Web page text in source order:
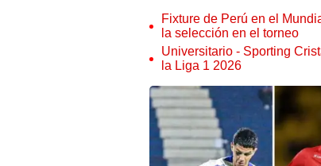
Fixture de Perú en el
la selección en el torneo
Universitario - Sporting
la Liga 1 2026